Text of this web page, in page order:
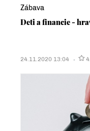
Zábava
Deti a financie -
24.11.2020 13:04